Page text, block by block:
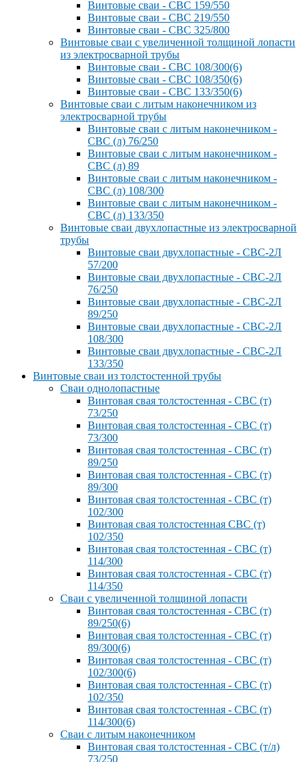
Винтовые сваи - СВС 159/550
Винтовые сваи - СВС 219/550
Винтовые сваи - СВС 325/800
Винтовые сваи с увеличенной толщиной лопасти
из электросварной трубы
Винтовые сваи - СВС 108/300(6)
Винтовые сваи - СВС 108/350(6)
Винтовые сваи - СВС 133/350(6)
Винтовые сваи с литым наконечником из
электросварной трубы
Винтовые сваи с литым наконечником -
СВС (л) 76/250
Винтовые сваи с литым наконечником -
СВС (л) 89
Винтовые сваи с литым наконечником -
СВС (л) 108/300
Винтовые сваи с литым наконечником -
СВС (л) 133/350
Винтовые сваи двухлопастные из электросварной
трубы
Винтовые сваи двухлопастные - СВС-2Л
57/200
Винтовые сваи двухлопастные - СВС-2Л
76/250
Винтовые сваи двухлопастные - СВС-2Л
89/250
Винтовые сваи двухлопастные - СВС-2Л
108/300
Винтовые сваи двухлопастные - СВС-2Л
133/350
Винтовые сваи из толстостенной трубы
Сваи однолопастные
Винтовая свая толстостенная - СВС (т)
73/250
Винтовая свая толстостенная - СВС (т)
73/300
Винтовая свая толстостенная - СВС (т)
89/250
Винтовая свая толстостенная - СВС (т)
89/300
Винтовая свая толстостенная - СВС (т)
102/300
Винтовая свая толстостенная СВС (т)
102/350
Винтовая свая толстостенная - СВС (т)
114/300
Винтовая свая толстостенная - СВС (т)
114/350
Сваи с увеличенной толщиной лопасти
Винтовая свая толстостенная - СВС (т)
89/250(6)
Винтовая свая толстостенная - СВС (т)
89/300(6)
Винтовая свая толстостенная - СВС (т)
102/300(6)
Винтовая свая толстостенная - СВС (т)
102/350
Винтовая свая толстостенная - СВС (т)
114/300(6)
Сваи с литым наконечником
Винтовая свая толстостенная - СВС (т/л)
73/250